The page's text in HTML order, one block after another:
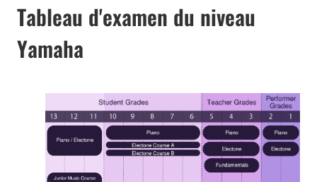
Tableau d'examen du niveau
Yamaha